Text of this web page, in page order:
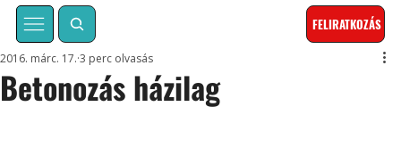
FELIRATKOZÁS
Betonozás házilag
2016. márc. 17. 3 perc olvasás